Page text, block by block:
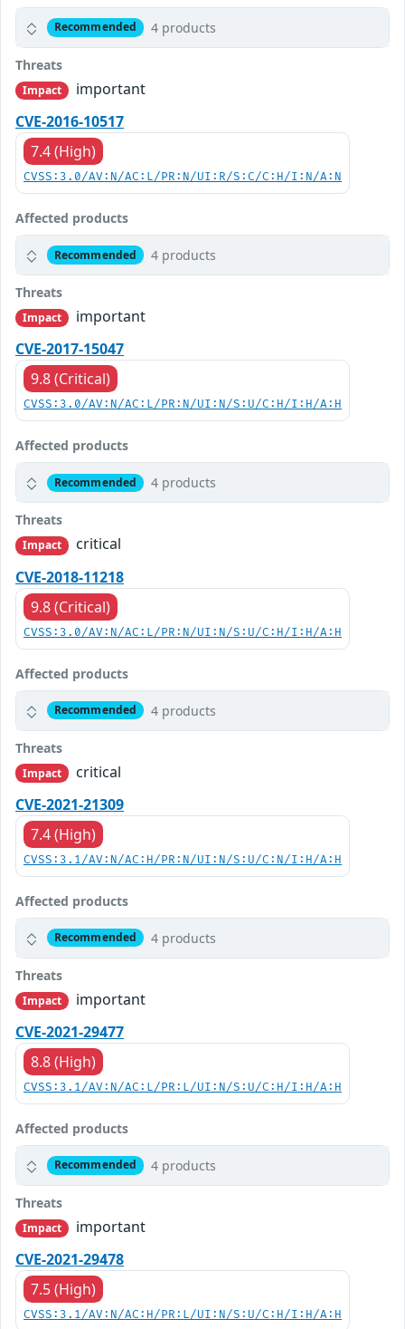
Recommended 4 products
Threats
Impact
important
CVE-2016-10517
7.4 (High)
CVSS:3.0/AV:N/AC:L/PR:N/UI:R/S:C/C:H/I:N/A:N
Affected products
Recommended 4 products
Threats
Impact
important
CVE-2017-15047
9.8 (Critical)
CVSS:3.0/AV:N/AC:L/PR:N/UI:N/S:U/C:H/I:H/A:H
Affected products
Recommended 4 products
Threats
Impact
critical
CVE-2018-11218
9.8 (Critical)
CVSS:3.0/AV:N/AC:L/PR:N/UI:N/S:U/C:H/I:H/A:H
Affected products
Recommended 4 products
Threats
Impact
critical
CVE-2021-21309
7.4 (High)
CVSS:3.1/AV:N/AC:H/PR:N/UI:N/S:U/C:N/I:H/A:H
Affected products
Recommended 4 products
Threats
Impact
important
CVE-2021-29477
8.8 (High)
CVSS:3.1/AV:N/AC:L/PR:L/UI:N/S:U/C:H/I:H/A:H
Affected products
Recommended 4 products
Threats
Impact
important
CVE-2021-29478
7.5 (High)
CVSS:3.1/AV:N/AC:H/PR:L/UI:N/S:U/C:H/I:H/A:H